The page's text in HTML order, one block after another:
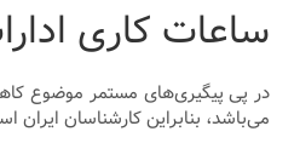
ساعات کاری
در پی پیگیری‌های مستمر موضوع
می‌باشد، بنابراین کارشناسان ایران